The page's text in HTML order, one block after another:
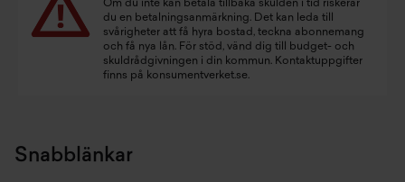
Om du inte kan betala tillbaka skulden i tid riskerar
du en betalningsanmärkning. Det kan leda till
svårigheter att få hyra bostad, teckna abonnemang
och få nya lån. För stöd, vänd dig till budget- och
skuldrådgivningen i din kommun. Kontaktuppgifter
finns på konsumentverket.se.
Snabblänkar